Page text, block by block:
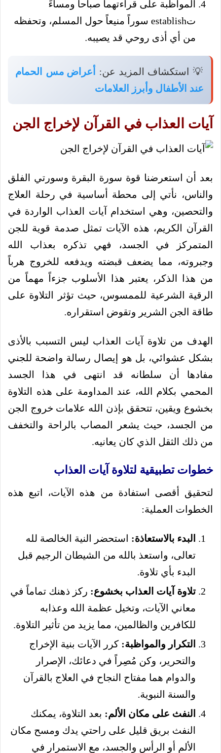
المواظبة على قراءتهما صباحاً ومساءً
تestablish سوراً منيعاً حول المسلم، وتحفظه
من أي أذى روحي قد يصيبه.
💡 استكشاف المزيد عن:
أعراض مس الحمام
عند الأطفال وأبرز العلامات
آيات العذاب في القرآن لإخراج الجن
بعد أن استعرضنا قوة سورة البقرة وسورتي الفلق
والناس، نأتي إلى محطة أساسية في رحلة العلاج
والتحصين، وهي استخدام آيات العذاب الواردة في
القرآن الكريم، هذه الآيات تمثل صدمة قوية للجن
المتمركز في الجسد، فهي تذكره بعذاب الله
وجبروته، مما يضعف قبضته ويدفعه للخروج هرباً
من هذا الذكر، يعتبر هذا الأسلوب جزءاً مهماً من
الرقية الشرعية للممسوس، حيث تؤثر التلاوة على
طاقة الجن الشرير وتقوض استقراره.
الهدف من تلاوة آيات العذاب ليس التسبب بالأذى
بشكل عشوائي، بل هو إيصال رسالة واضحة للجني
مفادها أن سلطانه قد انتهى في هذا الجسد
المحمي بكلام الله، عند المداومة على هذه التلاوة
بخشوع ويقين، تتحقق بإذن الله علامات خروج الجن
من الجسد، حيث يشعر المصاب بالراحة والتخفف
من ذلك الثقل الذي كان يعانيه.
خطوات تطبيقية لتلاوة آيات العذاب
لتحقيق أقصى استفادة من هذه الآيات، اتبع هذه
الخطوات العملية:
البدء بالاستعاذة: استحضر النية الخالصة لله
تعالى، واستعذ بالله من الشيطان الرجيم قبل
البدء بأي تلاوة.
تلاوة آيات العذاب بخشوع: ركز ذهنك تماماً في
معاني الآيات، وتخيل عظمة الله وعذابه
للكافرين والظالمين، مما يزيد من تأثير التلاوة.
التكرار والمواظبة: كرر الآيات بنية الإخراج
والتحرير، وكن مُصِراً في دعائك، الإصرار
والدوام هما مفتاح النجاح في العلاج بالقرآن
والسنة النبوية.
النفث على مكان الألم: بعد التلاوة، يمكنك
النفث بريق قليل على راحتي يدك ومسح مكان
الألم أو الرأس والجسد، مع الاستمرار في